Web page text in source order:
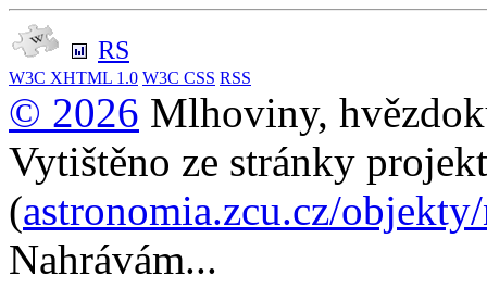
RS
W3C XHTML 1.0 W3C CSS RSS
© 2026 Mlhoviny,
Vytištěno ze stránky
(astronomia.zcu.cz/
Nahrávám...